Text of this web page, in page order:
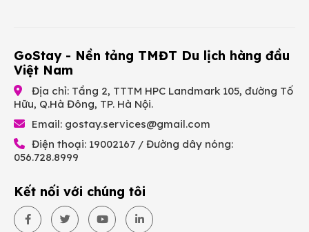
GoStay - Nền tảng TMĐT Du lịch hàng đầu
Việt Nam
Địa chỉ: Tầng 2, TTTM HPC Landmark 105, đường Tố
Hữu, Q.Hà Đông, TP. Hà Nội.
Email: gostay.services@gmail.com
Điện thoại: 19002167 / Đường dây nóng:
056.728.8999
Kết nối với chúng tôi